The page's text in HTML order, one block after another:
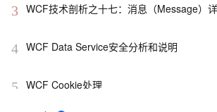
3 WCF技术剖析之十七：消息（Message）详
4 WCF Data Service安全分析和说明
5 WCF Cookie处理